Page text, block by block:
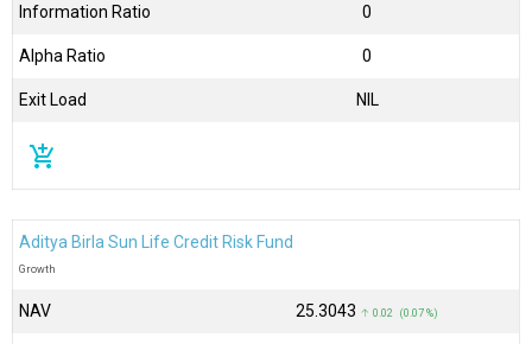
Information Ratio 0
Alpha Ratio 0
Exit Load NIL
add_shopping_cart
Aditya Birla Sun Life Credit Risk Fund
Growth
NAV ₹25.3043 ↑ 0.02 (0.07 %)